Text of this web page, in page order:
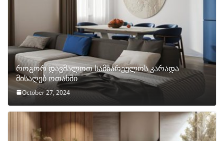
როგორ დავმალოთ სამზარეულოს კარადა
მისაღებ ოთახში
October 27, 2024